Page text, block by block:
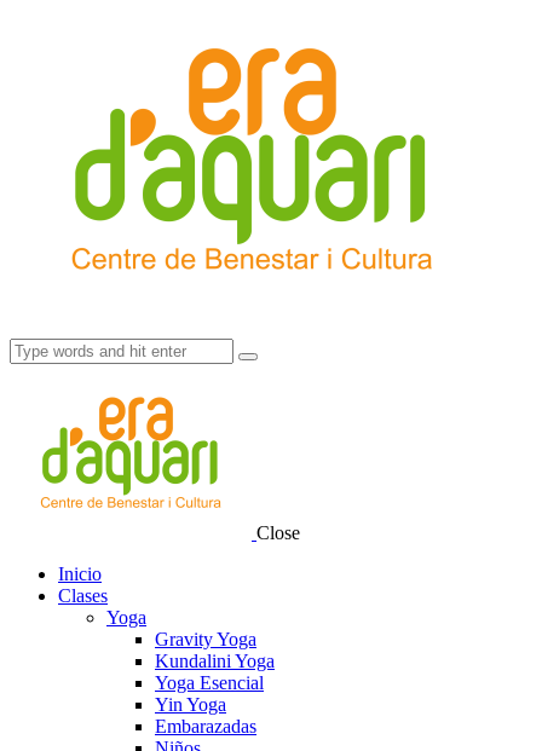
Close
Inicio
Clases
Yoga
Gravity Yoga
Kundalini Yoga
Yoga Esencial
Yin Yoga
Embarazadas